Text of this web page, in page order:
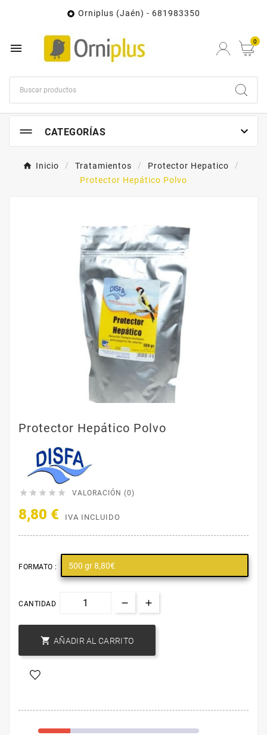
 Orniplus (Jaén) - 681983350
 0
CATEGORÍAS 
Inicio Tratamientos
Protector Hepatico
Protector Hepático Polvo
Protector Hepático Polvo
     VALORACIÓN (0)
8,80 € IVA INCLUIDO
FORMATO : 500 gr 8,80€
CANTIDAD
 AÑADIR AL CARRITO